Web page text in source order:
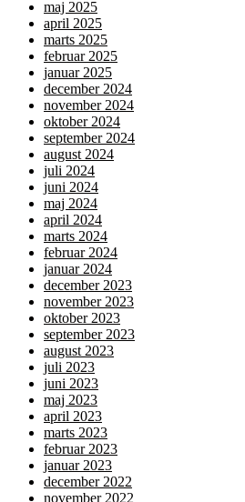
maj 2025
april 2025
marts 2025
februar 2025
januar 2025
december 2024
november 2024
oktober 2024
september 2024
august 2024
juli 2024
juni 2024
maj 2024
april 2024
marts 2024
februar 2024
januar 2024
december 2023
november 2023
oktober 2023
september 2023
august 2023
juli 2023
juni 2023
maj 2023
april 2023
marts 2023
februar 2023
januar 2023
december 2022
november 2022